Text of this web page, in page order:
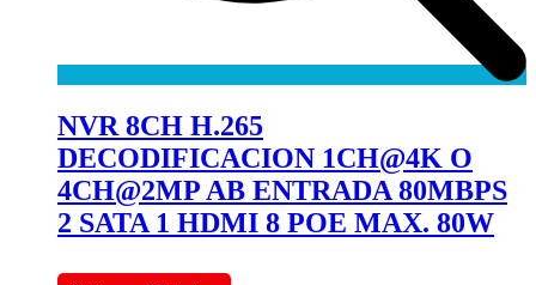
NVR 8CH H.265
DECODIFICACION 1CH@4K O
4CH@2MP AB ENTRADA 80MBPS
2 SATA 1 HDMI 8 POE MAX. 80W